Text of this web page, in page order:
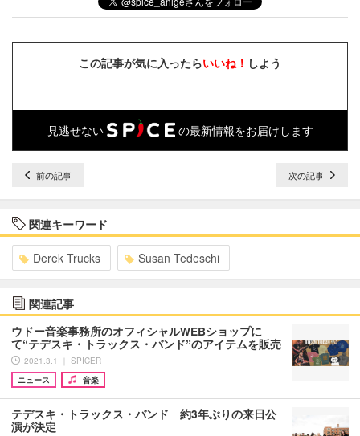
この記事が気に入ったらいいね！ しよう
見逃せない の最新情報をお届けします
前の記事 次の記事
関連キーワード
Derek Trucks Susan Tedeschi
関連記事
ウドー音楽事務所のオフィシャルWEBショップに
て“テデスキ・トラックス・バンド”のアイテムを販売
2021.3.1 ｜ SPICER
ニュース
音楽
テデスキ・トラックス・バンド 約3年ぶりの来日公
演が決定